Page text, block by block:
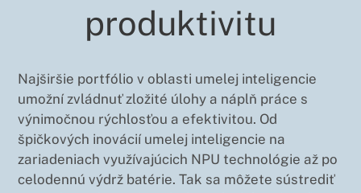
produktivitu
Najširšie portfólio v oblasti umelej inteligencie
umožní zvládnuť zložité úlohy a náplň práce s
výnimočnou rýchlosťou a efektivitou. Od
špičkových inovácií umelej inteligencie na
zariadeniach využívajúcich NPU technológie až po
celodennú výdrž batérie. Tak sa môžete sústrediť